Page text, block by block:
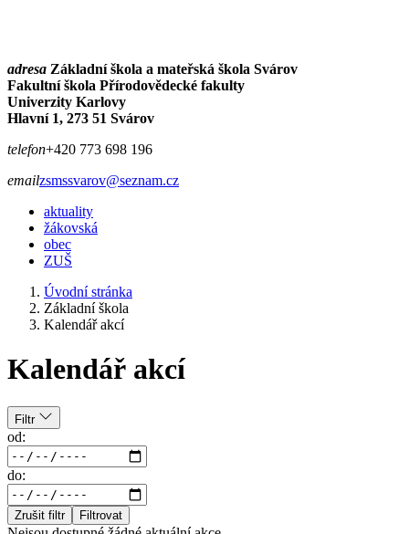
adresa Základní škola a mateřská škola Svárov
Fakultní škola Přírodovědecké fakulty
Univerzity Karlovy
Hlavní 1, 273 51 Svárov
telefon+420 773 698 196
emailzsmssvarov@seznam.cz
aktuality
žákovská
obec
ZUŠ
Úvodní stránka
Základní škola
Kalendář akcí
Kalendář akcí
Filtr
od:
do:
Zrušit filtr Filtrovat